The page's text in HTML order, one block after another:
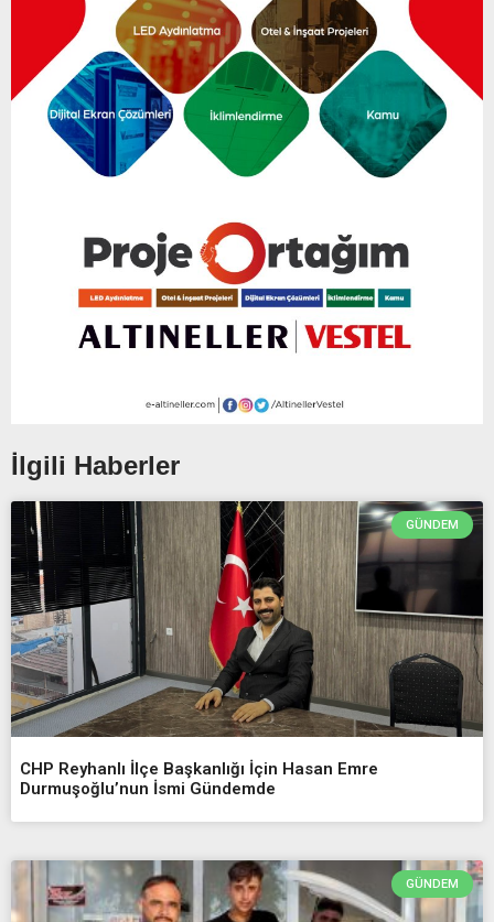
İlgili Haberler
GÜNDEM
CHP Reyhanlı İlçe Başkanlığı İçin Hasan Emre
Durmuşoğlu’nun İsmi Gündemde
GÜNDEM